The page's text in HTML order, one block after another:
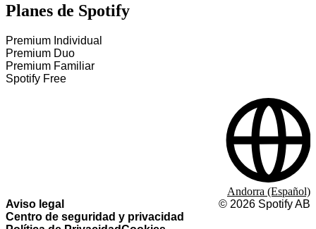
Planes de Spotify
Premium Individual
Premium Duo
Premium Familiar
Spotify Free
Aviso legal
Centro de seguridad y privacidad
© 2026 Spotify AB
Andorra (Español)